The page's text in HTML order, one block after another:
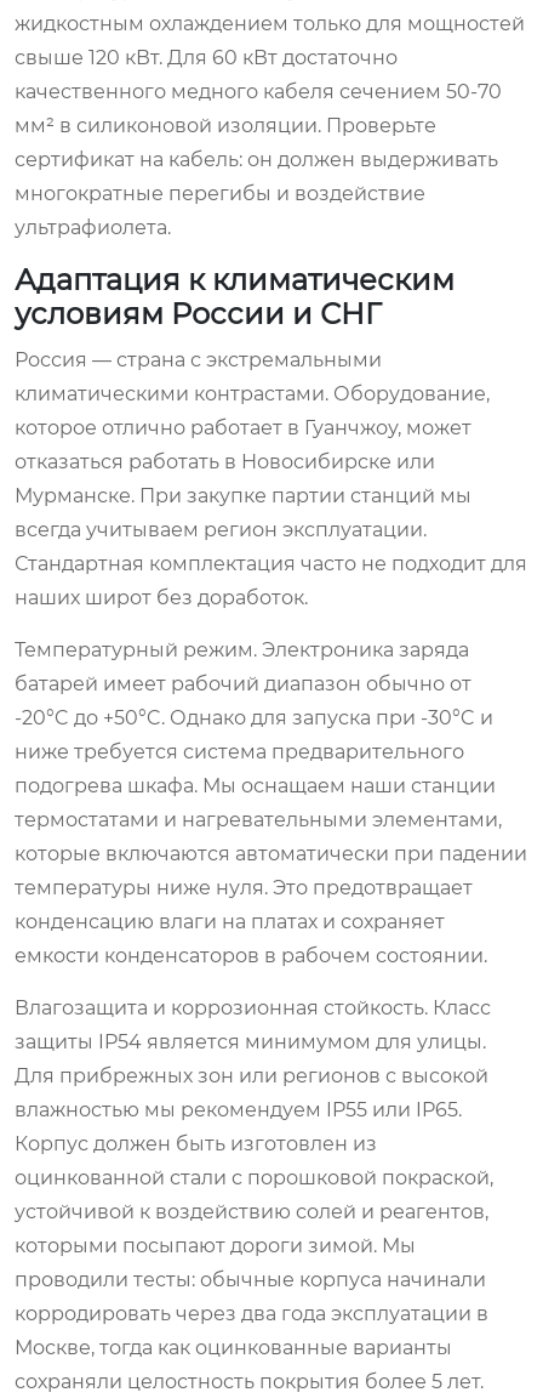
жидкостным охлаждением только для мощностей
свыше 120 кВт. Для 60 кВт достаточно
качественного медного кабеля сечением 50-70
мм² в силиконовой изоляции. Проверьте
сертификат на кабель: он должен выдерживать
многократные перегибы и воздействие
ультрафиолета.
Адаптация к климатическим
условиям России и СНГ
Россия — страна с экстремальными
климатическими контрастами. Оборудование,
которое отлично работает в Гуанчжоу, может
отказаться работать в Новосибирске или
Мурманске. При закупке партии станций мы
всегда учитываем регион эксплуатации.
Стандартная комплектация часто не подходит для
наших широт без доработок.
Температурный режим. Электроника заряда
батарей имеет рабочий диапазон обычно от
-20°C до +50°C. Однако для запуска при -30°C и
ниже требуется система предварительного
подогрева шкафа. Мы оснащаем наши станции
термостатами и нагревательными элементами,
которые включаются автоматически при падении
температуры ниже нуля. Это предотвращает
конденсацию влаги на платах и сохраняет
емкости конденсаторов в рабочем состоянии.
Влагозащита и коррозионная стойкость. Класс
защиты IP54 является минимумом для улицы.
Для прибрежных зон или регионов с высокой
влажностью мы рекомендуем IP55 или IP65.
Корпус должен быть изготовлен из
оцинкованной стали с порошковой покраской,
устойчивой к воздействию солей и реагентов,
которыми посыпают дороги зимой. Мы
проводили тесты: обычные корпуса начинали
корродировать через два года эксплуатации в
Москве, тогда как оцинкованные варианты
сохраняли целостность покрытия более 5 лет.